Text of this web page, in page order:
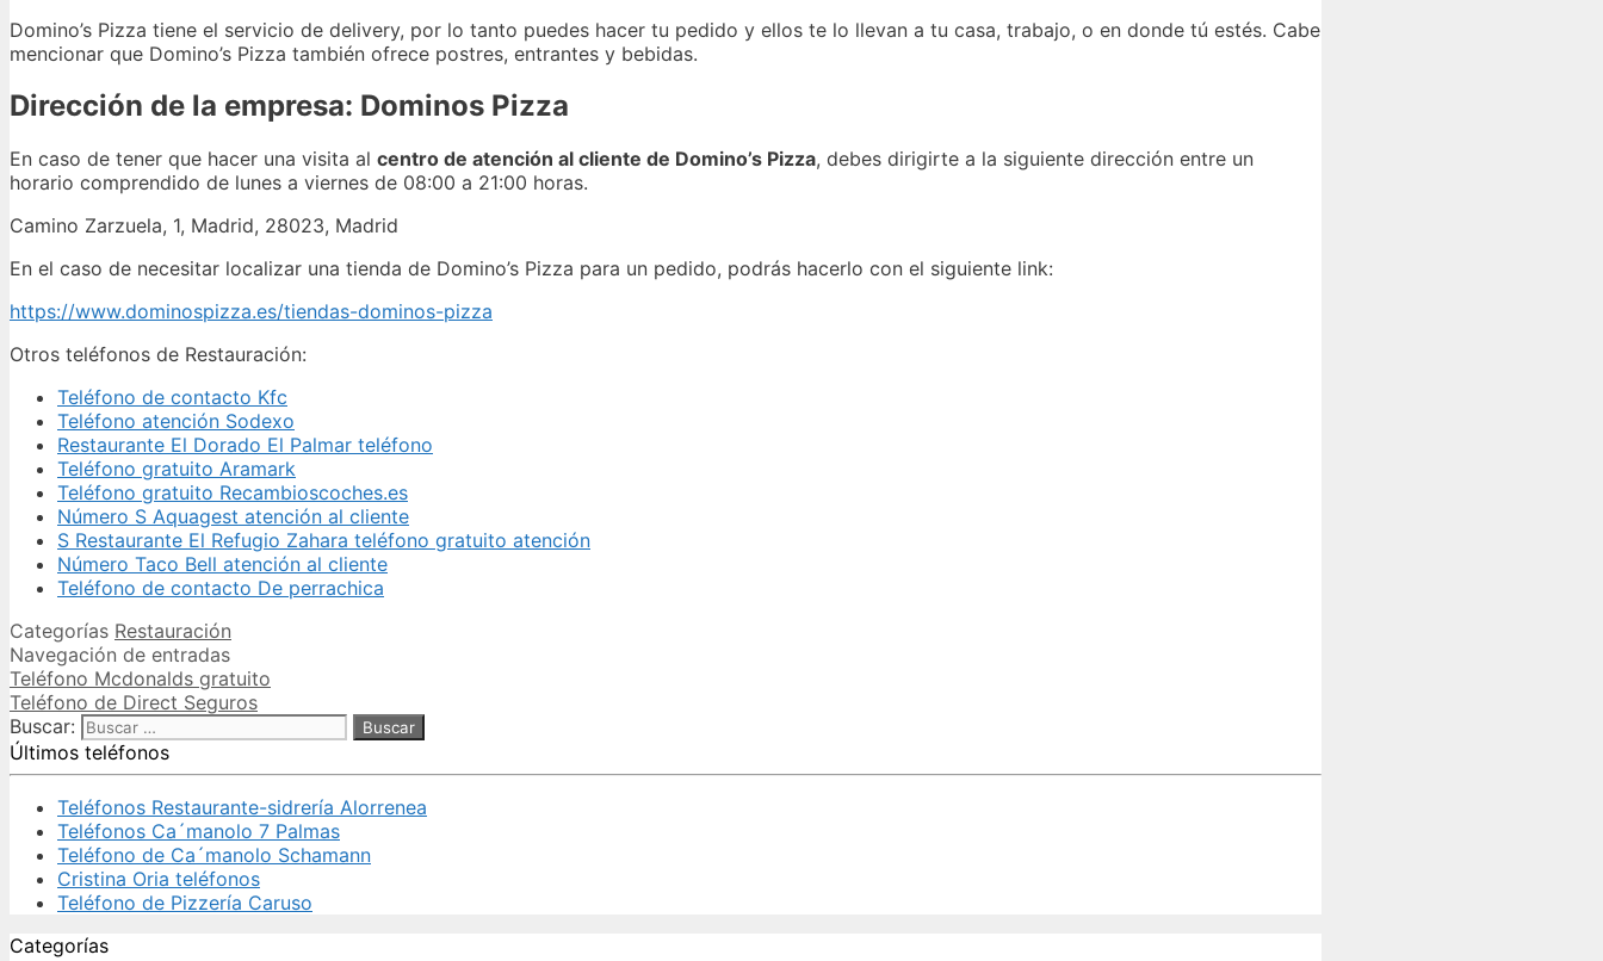
Domino’s Pizza tiene el servicio de delivery, por lo tanto puedes hacer tu pedido y ellos te lo llevan a tu casa, trabajo, o en donde tú estés. Cabe
mencionar que Domino’s Pizza también ofrece postres, entrantes y bebidas.
Dirección de la empresa: Dominos Pizza
En caso de tener que hacer una visita al centro de atención al cliente de Domino’s Pizza, debes dirigirte a la siguiente dirección entre un
horario comprendido de lunes a viernes de 08:00 a 21:00 horas.
Camino Zarzuela, 1, Madrid, 28023, Madrid
En el caso de necesitar localizar una tienda de Domino’s Pizza para un pedido, podrás hacerlo con el siguiente link:
https://www.dominospizza.es/tiendas-dominos-pizza
Otros teléfonos de Restauración:
Teléfono de contacto Kfc
Teléfono atención Sodexo
Restaurante El Dorado El Palmar teléfono
Teléfono gratuito Aramark
Teléfono gratuito Recambioscoches.es
Número S Aquagest atención al cliente
S Restaurante El Refugio Zahara teléfono gratuito atención
Número Taco Bell atención al cliente
Teléfono de contacto De perrachica
Categorías Restauración
Navegación de entradas
Teléfono Mcdonalds gratuito
Teléfono de Direct Seguros
Buscar:
Últimos teléfonos
Teléfonos Restaurante-sidrería Alorrenea
Teléfonos Ca´manolo 7 Palmas
Teléfono de Ca´manolo Schamann
Cristina Oria teléfonos
Teléfono de Pizzería Caruso
Categorías